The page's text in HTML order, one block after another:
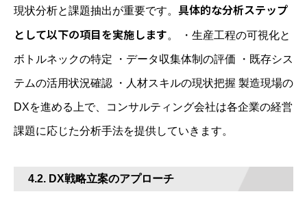
現状分析と課題抽出が重要です。 具体的な分析ステップ
として以下の項目を実施します。 ・生産工程の可視化と
ボトルネックの特定 ・データ収集体制の評価 ・既存シス
テムの活用状況確認 ・人材スキルの現状把握 製造現場の
DXを進める上で、コンサルティング会社は各企業の経営
課題に応じた分析手法を提供していきます。
4.2. DX戦略立案のアプローチ